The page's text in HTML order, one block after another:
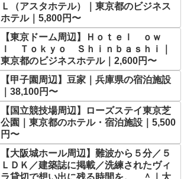
Ｌ（アスタホテル）｜東京都のビジネス
ホテル｜5,800円〜
【東京ドーム周辺】Ｈｏｔｅｌ ｏｗ
ｌ Ｔｏｋｙｏ Ｓｈｉｎｂａｓｈｉ｜
東京都のビジネスホテル｜2,600円〜
【甲子園周辺】豆家｜兵庫県の宿泊施設
｜38,100円〜
【国立競技場周辺】ローズステイ東京芝
公園｜東京都のホテル・宿泊施設｜5,500
円〜
【大阪城ホール周辺】難波から５分／５
ＬＤＫ／建築誌に掲載／洗練されたヴィ
ラ貸切で想い出に残る時間を。 ＾｜大